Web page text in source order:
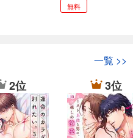
無料
一覧 >>
2位 3位